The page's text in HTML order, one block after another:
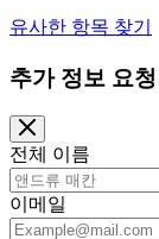
유사한 항목 찾기
추가 정보 요청
전체 이름
이메일